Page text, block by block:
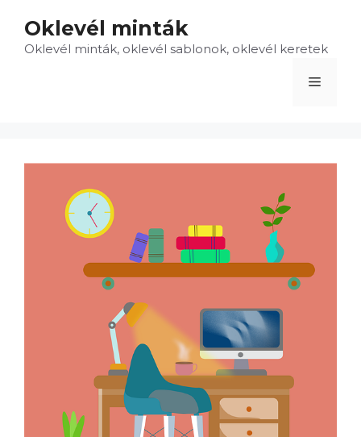
tartalomba
Oklevél minták
Oklevél minták, oklevél sablonok, oklevél keretek
Menü